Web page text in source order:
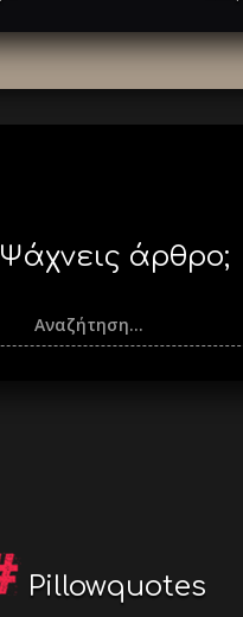
Ψάχνεις άρθρο;
Pillowquotes